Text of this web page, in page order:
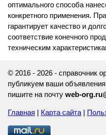
оптимального способа
конкретного применения.
гарантирует качество и
соответствие конечного
техническим
© 2016 - 2026 - справочник
публикуем ваши
пишите на почту web-
Главная | Карта сайта|